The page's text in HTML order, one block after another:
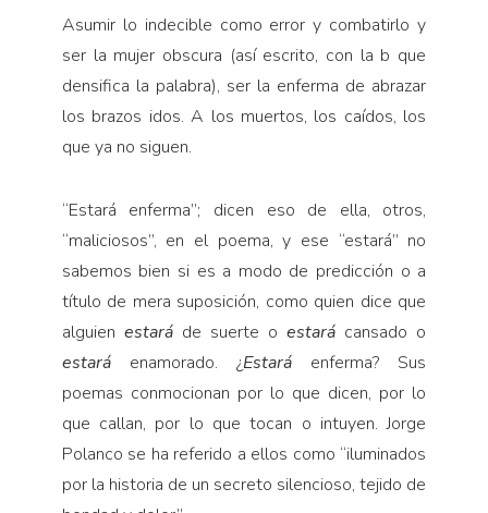
Asumir lo indecible como error y combatirlo y
ser la mujer obscura (así escrito, con la b que
densifica la palabra), ser la enferma de abrazar
los brazos idos. A los muertos, los caídos, los
que ya no siguen.
“Estará enferma”; dicen eso de ella, otros,
“maliciosos”, en el poema, y ese “estará” no
sabemos bien si es a modo de predicción o a
título de mera suposición, como quien dice que
alguien estará de suerte oestará cansado o
estará enamorado. ¿Estará enferma? Sus
poemas conmocionan por lo que dicen, por lo
que callan, por lo que tocan o intuyen. Jorge
Polanco se ha referido a ellos como “iluminados
por la historia de un secreto silencioso, tejido de